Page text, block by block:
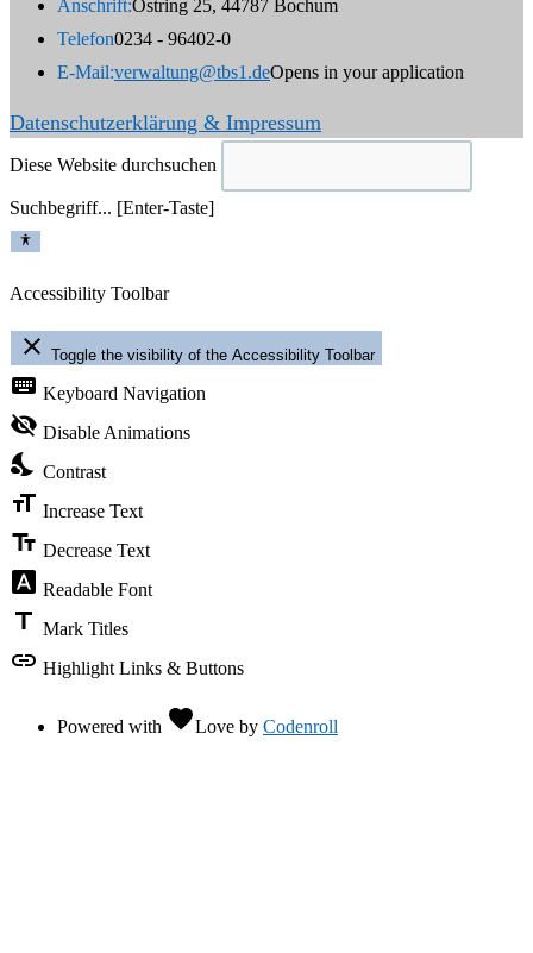
Anschrift:Ostring 25, 44787 Bochum
Telefon0234 - 96402-0
E-Mail:verwaltung@tbs1.deOpens in your application
Datenschutzerklärung & Impressum
Diese Website durchsuchen
Suchbegriff... [Enter-Taste]
Accessibility Toolbar
close Toggle the visibility of the Accessibility Toolbar
keyboard Keyboard Navigation
visibility_off Disable Animations
nights_stay Contrast
format_size Increase Text
text_fields Decrease Text
font_download Readable Font
title Mark Titles
link Highlight Links & Buttons
Powered with favoriteLove by Codenroll